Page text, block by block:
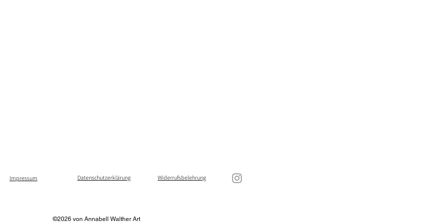
Impressum Datenschutzerklärung Widerrufsbelehrung
©2026 von Annabell Walther Art